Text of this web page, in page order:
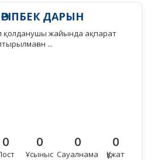
ДАРЫН
қолданушы жайында ақпарат
...
0 0
Ұсыныс
0
Сауалнама
0
Құжат